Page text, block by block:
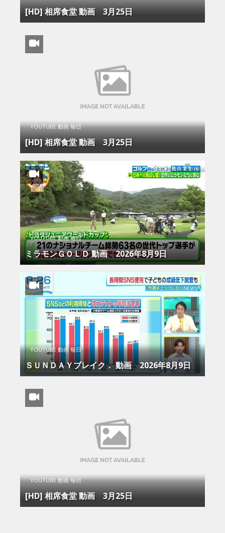
[HD] 相席食堂 動画 3月25日
YOUTUBE 動画 毎日
[HD] 相席食堂 動画 3月25日
YOUTUBE 動画 毎日
ミラモンＧＯＬＤ 動画 2026年8月9日
YOUTUBE 動画 毎日
ＳＵＮＤＡＹブレイク． 動画 2026年8月9日
YOUTUBE 動画 毎日
[HD] 相席食堂 動画 3月25日